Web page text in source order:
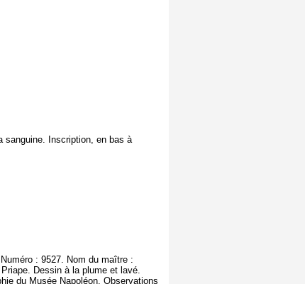
sanguine. Inscription, en bas à
: 9527. Nom du maître :
Dessin à la plume et lavé.
du Musée Napoléon. Observations